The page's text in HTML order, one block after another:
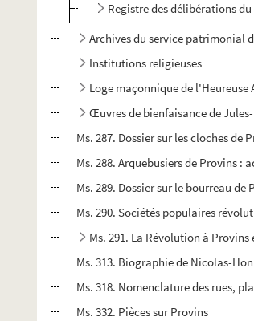
Registre des délibérations du
Archives du service patrimonial
Institutions religieuses
Loge maçonnique de l'Heureuse
Œuvres de bienfaisance de Jules-
Ms. 287. Dossier sur les cloches de
Ms. 288. Arquebusiers de Provins :
Ms. 289. Dossier sur le bourreau de
Ms. 290. Sociétés populaires
Ms. 291. La Révolution à Provins
Ms. 313. Biographie de Nicolas-
Ms. 318. Nomenclature des rues,
Ms. 332. Pièces sur Provins